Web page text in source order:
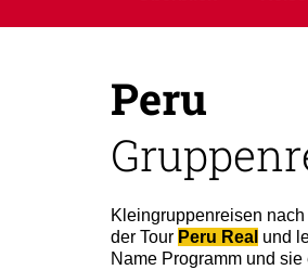
Peru
Kleingruppenreisen
der Tour Peru Real und
Name Programm und